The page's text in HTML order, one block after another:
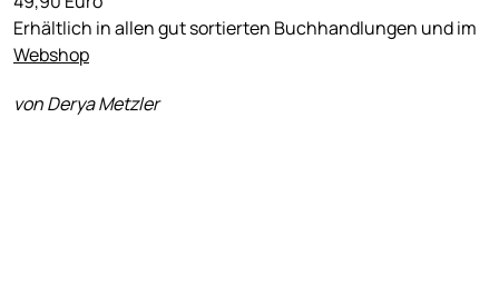
Erhältlich in allen gut sortierten Buchhandlungen und im
Webshop
von Derya Metzler